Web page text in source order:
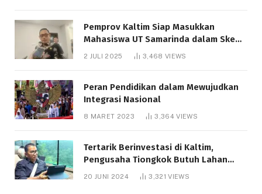
Pemprov Kaltim Siap Masukkan
Mahasiswa UT Samarinda dalam Skema
Bantuan Pendidikan Gratispol
2 JULI 2025 3,468 VIEWS
Peran Pendidikan dalam Mewujudkan
Integrasi Nasional
8 MARET 2023 3,364VIEWS
Tertarik Berinvestasi di Kaltim,
Pengusaha Tiongkok Butuh Lahan
1.000 Hektare
20 JUNI 2024 3,321VIEWS